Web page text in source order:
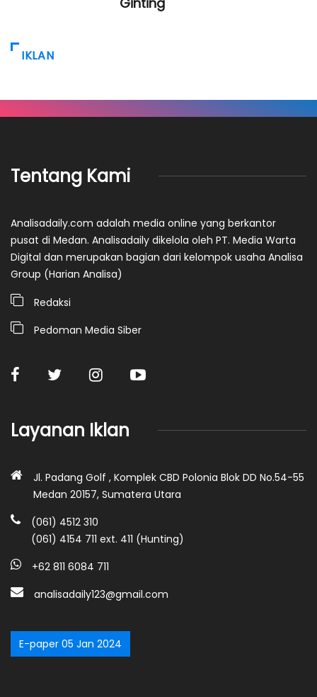
IKLAN
Tentang Kami
Analisadaily.com adalah media online yang berkantor
pusat di Medan. Analisadaily dikelola oleh PT. Media Warta
Digital dan merupakan bagian dari kelompok usaha Analisa
Group (Harian Analisa)
Redaksi
Pedoman Media Siber
Layanan Iklan
Jl. Padang Golf , Komplek CBD Polonia Blok DD No.54-55
Medan 20157, Sumatera Utara
(061) 4512 310
(061) 4154 711 ext. 411 (Hunting)
+62 811 6084 711
analisadaily123@gmail.com
E-paper 05 Jan 2024